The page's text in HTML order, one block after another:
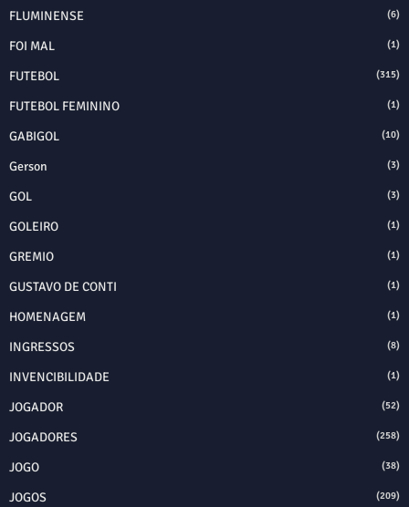
FLUMINENSE (6)
FOI MAL (1)
FUTEBOL (315)
FUTEBOL FEMININO (1)
GABIGOL (10)
Gerson (3)
GOL (3)
GOLEIRO (1)
GREMIO (1)
GUSTAVO DE CONTI (1)
HOMENAGEM (1)
INGRESSOS (8)
INVENCIBILIDADE (1)
JOGADOR (52)
JOGADORES (258)
JOGO (38)
JOGOS (209)